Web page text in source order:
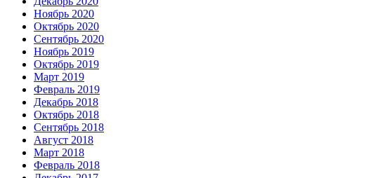
Ноябрь 2020
Октябрь 2020
Сентябрь 2020
Ноябрь 2019
Октябрь 2019
Март 2019
Февраль 2019
Декабрь 2018
Октябрь 2018
Сентябрь 2018
Август 2018
Март 2018
Февраль 2018